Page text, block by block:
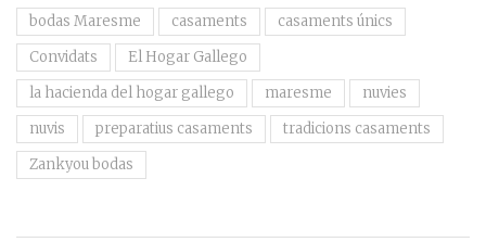
bodas Maresme casaments
casaments únics
Convidats
El Hogar Gallego
la hacienda del hogar gallego
maresme
nuvies
nuvis
preparatius casaments
tradicions casaments
Zankyou bodas